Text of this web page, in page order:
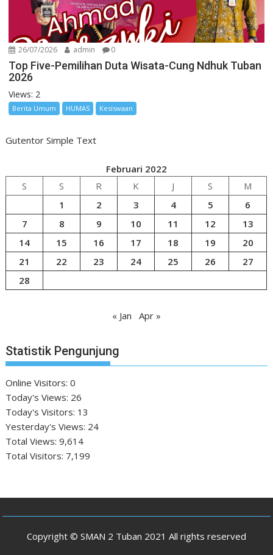
26/07/2026 admin 0
Top Five-Pemilihan Duta Wisata-Cung Ndhuk Tuban
2026
Views: 2
Berita Umum HUMAS Kesiswaan
Gutentor Simple Text
Februari 2022
S
S R K J S
M
1
2 3 4 5
6
7
8 9 10 11 12
13
14
15 16 17 18 19
20
21
22 23 24 25 26
27
28
« Jan Apr »
Statistik Pengunjung
Online Visitors:0
Today's Views: 26
Today's Visitors: 13
Yesterday's Views: 24
Total Views:9,614
Total Visitors: 7,199
Copyright © SMAN 2 Tuban 2021 All rights reserved